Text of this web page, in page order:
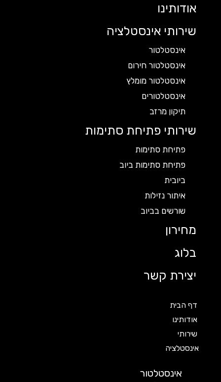
אודותינו
שירותי אינסטלציה
אינסטלטור
אינסטלטור חירום
אינסטלטור מומלץ
אינסטלטורים
תיקון מרזב
שירותי פתיחת סתימות
פתיחת סתימות
פתיחת סתימות ביוב
ביובית
איתור נזילות
שורשים בביוב
מחירון
בלוג
יצירת קשר
דף הבית
אודותינו
שירותי
אינסטלציה
אינסטלטור